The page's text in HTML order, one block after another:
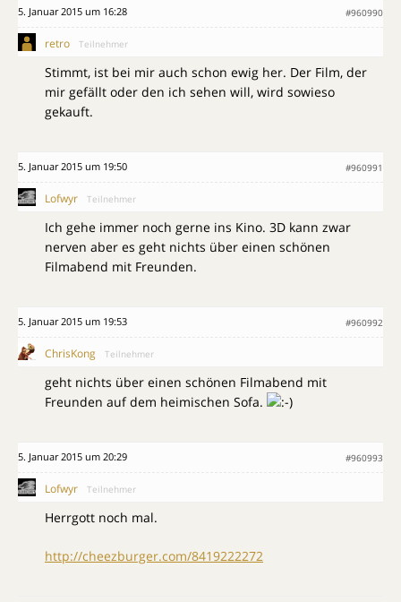
5. Januar 2015 um 16:28 #960990
retro Teilnehmer
Stimmt, ist bei mir auch schon ewig her. Der Film, der
mir gefällt oder den ich sehen will, wird sowieso
gekauft.
5. Januar 2015 um 19:50 #960991
Lofwyr Teilnehmer
Ich gehe immer noch gerne ins Kino. 3D kann zwar
nerven aber es geht nichts über einen schönen
Filmabend mit Freunden.
5. Januar 2015 um 19:53 #960992
ChrisKong Teilnehmer
geht nichts über einen schönen Filmabend mit
Freunden auf dem heimischen Sofa.
5. Januar 2015 um 20:29 #960993
Lofwyr Teilnehmer
Herrgott noch mal.
http://cheezburger.com/8419222272